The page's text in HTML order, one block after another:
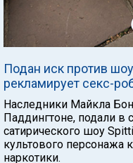
Подан иск против
рекламирует секс-
Наследники Майкла
Паддингтоне, подали в
сатирического шоу
культового персонажа
наркотики.